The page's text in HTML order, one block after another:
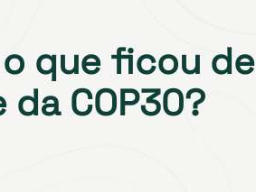
que ficou de
COP30?